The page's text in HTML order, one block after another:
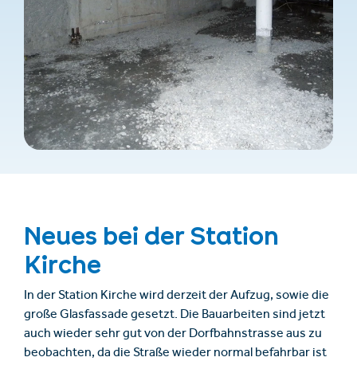
Neues bei der Station
Kirche
In der Station Kirche wird derzeit der Aufzug, sowie die
große Glasfassade gesetzt. Die Bauarbeiten sind jetzt
auch wieder sehr gut von der Dorfbahnstrasse aus zu
beobachten, da die Straße wieder normal befahrbar ist